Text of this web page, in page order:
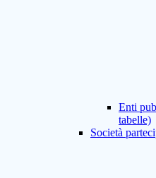
Enti
tabelle)
Società